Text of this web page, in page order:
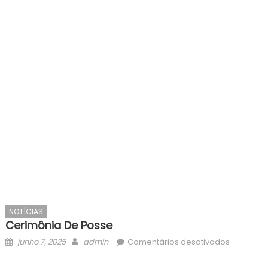
NOTÍCIAS
Cerimônia De Posse
Posted
junho 7, 2025 Author
admin Comentários desativadosem